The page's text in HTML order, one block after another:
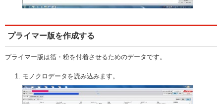
プライマー版を作成する
プライマー版は箔・粉を付着させるためのデータです。
モノクロデータを読み込みます。